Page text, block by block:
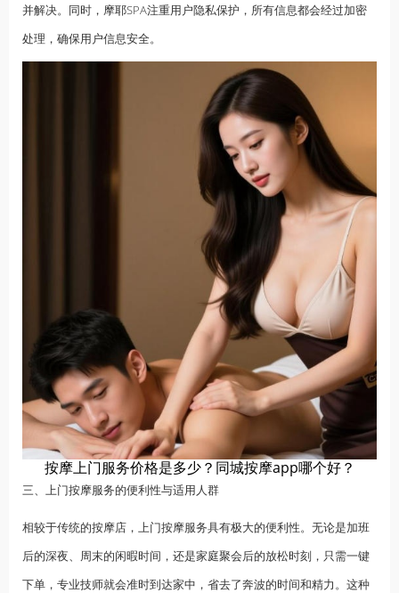
并解决。同时，摩耶SPA注重用户隐私保护，所有信息都会经过加密
处理，确保用户信息安全。
按摩上门服务价格是多少？同城按摩app哪个好？
三、上门按摩服务的便利性与适用人群
相较于传统的按摩店，上门按摩服务具有极大的便利性。无论是加班
后的深夜、周末的闲暇时间，还是家庭聚会后的放松时刻，只需一键
下单，专业技师就会准时到达家中，省去了奔波的时间和精力。这种